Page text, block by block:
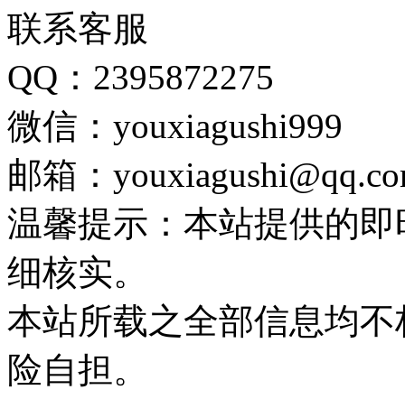
联系客服
QQ：2395872275
微信：youxiagushi999
邮箱：
温馨提示：本站提供的
细核实。
本站所载之全部信息均
险自担。